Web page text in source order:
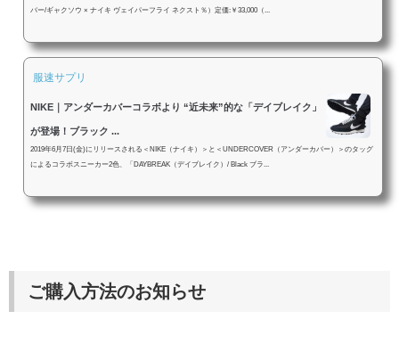
バー/ギャクソウ × ナイキ ヴェイパーフライ ネクスト％）定価:￥33,000（...
服速サプリ
NIKE｜アンダーカバーコラボより “近未来”的な「デイブレイク」
が登場！ブラック ...
2019年6月7日(金)にリリースされる＜NIKE（ナイキ）＞と＜UNDERCOVER（アンダーカバー）＞のタッグ
によるコラボスニーカー2色、「DAYBREAK（デイブレイク）/ Black ブラ...
ご購入方法のお知らせ